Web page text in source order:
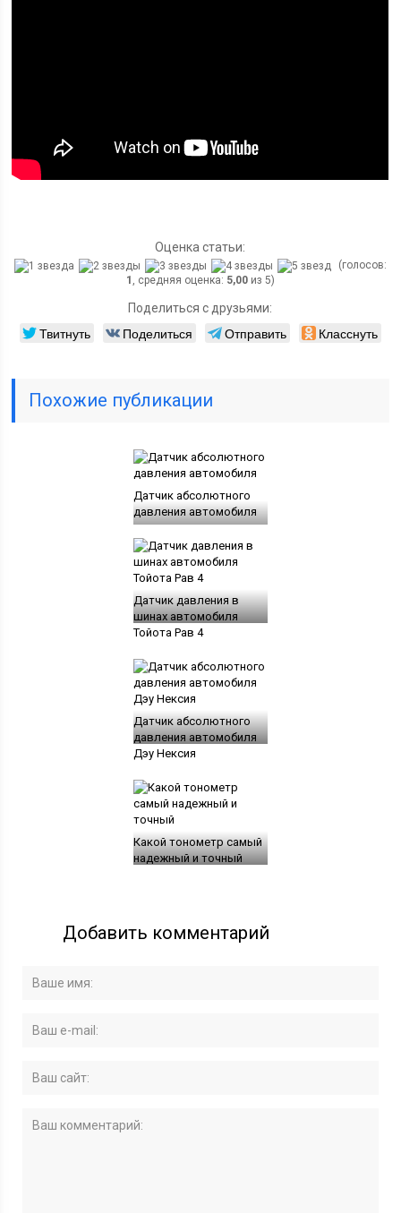
Оценка статьи:
(голосов:
1 , средняя оценка: 5,00из 5)
Поделиться с друзьями:
Твитнуть Поделиться Отправить Класснуть
Похожие публикации
Датчик абсолютного
давления автомобиля
Датчик давления в
шинах автомобиля
Тойота Рав 4
Датчик абсолютного
давления автомобиля
Дэу Нексия
Какой тонометр самый
надежный и точный
Добавить комментарий